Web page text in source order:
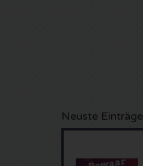
Neuste Einträge